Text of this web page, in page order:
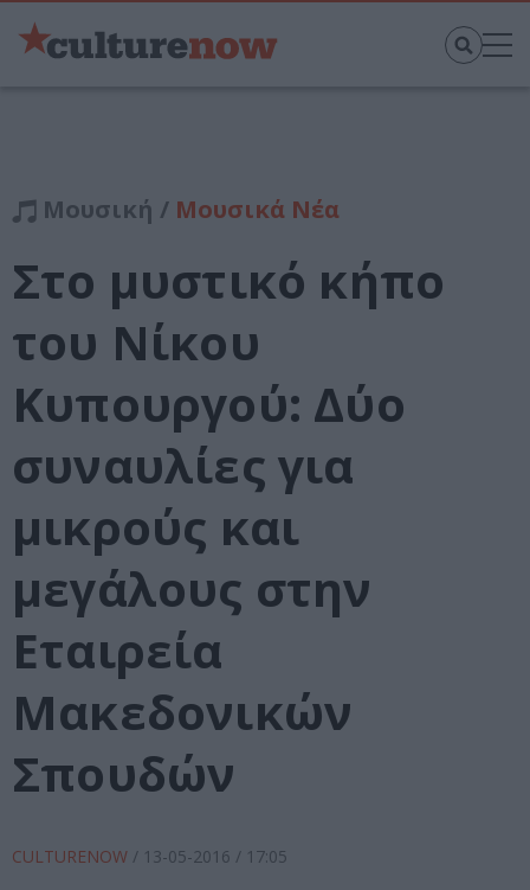
Μουσική / Μουσικά Νέα
Στο μυστικό κήπο
του Νίκου
Κυπουργού: Δύο
συναυλίες για
μικρούς και
μεγάλους στην
Εταιρεία
Μακεδονικών
Σπουδών
CULTURENOW / 13-05-2016 / 17:05